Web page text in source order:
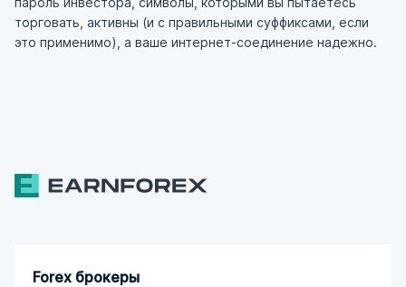
торговать, активны (и с правильными суффиксами, если
это применимо), а ваше интернет-соединение надежно.
Forex брокеры